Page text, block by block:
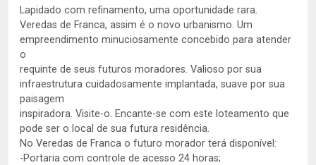
Lapidado com refinamento, uma oportunidade rara.
Veredas de Franca, assim é o novo urbanismo. Um
empreendimento minuciosamente concebido para atender
o
requinte de seus futuros moradores. Valioso por sua
infraestrutura cuidadosamente implantada, suave por sua
paisagem
inspiradora. Visite-o. Encante-se com este loteamento que
pode ser o local de sua futura residência.
No Veredas de Franca o futuro morador terá disponível:
-Portaria com controle de acesso 24 horas;